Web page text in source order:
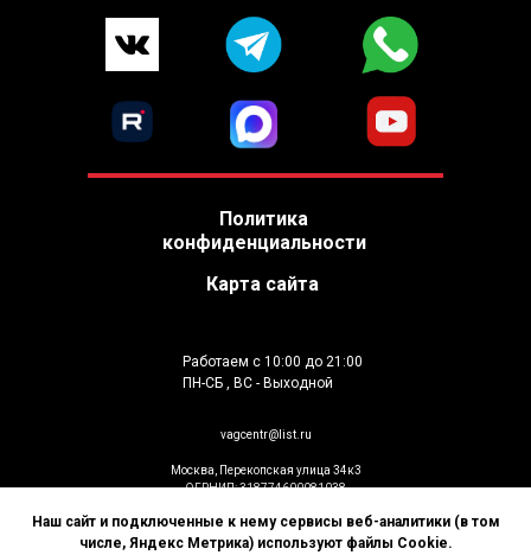
Москва, Перекопская улица 34к3
ОГРНИП: 318774600081038
vagcentr@list.ru
© Установка дополнительного оборудования
2026. Все права защищены
Работаем с 10:00 до 21:00
ПН-СБ , ВС - Выходной
Политика
конфиденциальности
Карта сайта
Наш сайт и подключенные к нему сервисы веб-аналитики (в том
числе, Яндекс Метрика) используют файлы Cookie.